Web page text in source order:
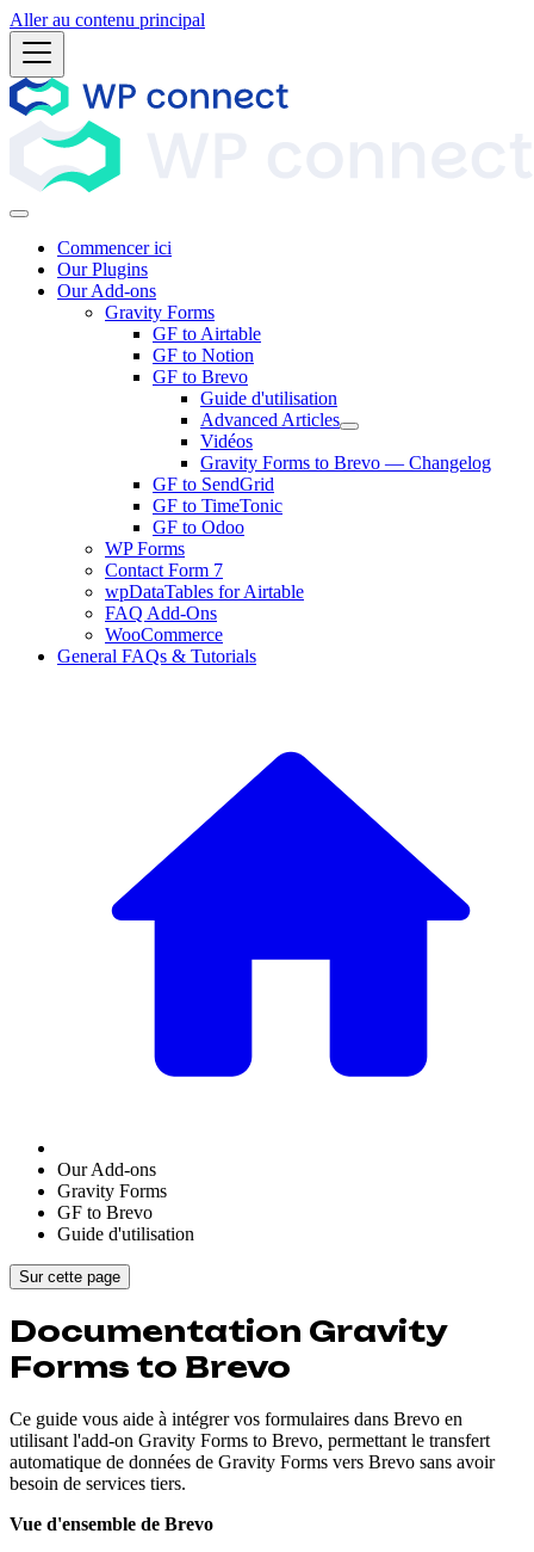
Aller au contenu principal
Commencer ici
Our Plugins
Our Add-ons
Gravity Forms
GF to Airtable
GF to Notion
GF to Brevo
Guide d'utilisation
Advanced Articles
Vidéos
Gravity Forms to Brevo — Changelog
GF to SendGrid
GF to TimeTonic
GF to Odoo
WP Forms
Contact Form 7
wpDataTables for Airtable
FAQ Add-Ons
WooCommerce
General FAQs & Tutorials
Our Add-ons
Gravity Forms
GF to Brevo
Guide d'utilisation
Sur cette page
Documentation Gravity
Forms to Brevo
Ce guide vous aide à intégrer vos formulaires dans Brevo en
utilisant l'add-on Gravity Forms to Brevo, permettant le transfert
automatique de données de Gravity Forms vers Brevo sans avoir
besoin de services tiers.
Vue d'ensemble de Brevo